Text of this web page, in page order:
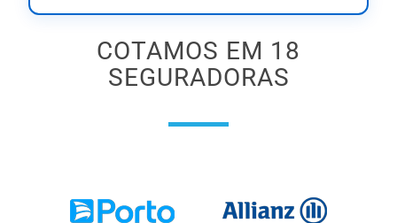
COTAMOS EM 18
SEGURADORAS